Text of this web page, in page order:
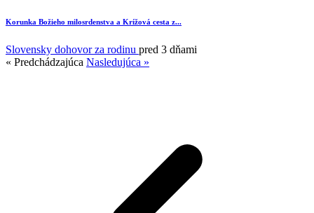
Korunka Božieho milosrdenstva a Krížová cesta z...
Slovensky dohovor za rodinu pred 3 dňami
« Predchádzajúca Nasledujúca »